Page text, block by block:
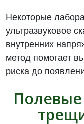
Некоторые
ультразвуковое
внутренних
метод помогает
риска до